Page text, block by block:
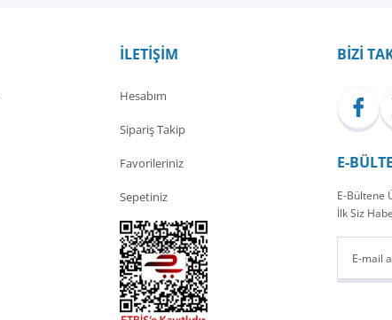
İLETİŞİM
Hesabım
Sipariş Takip
Favorileriniz
Sepetiniz
BİZİ
E-
E-Bültene
İlk Siz